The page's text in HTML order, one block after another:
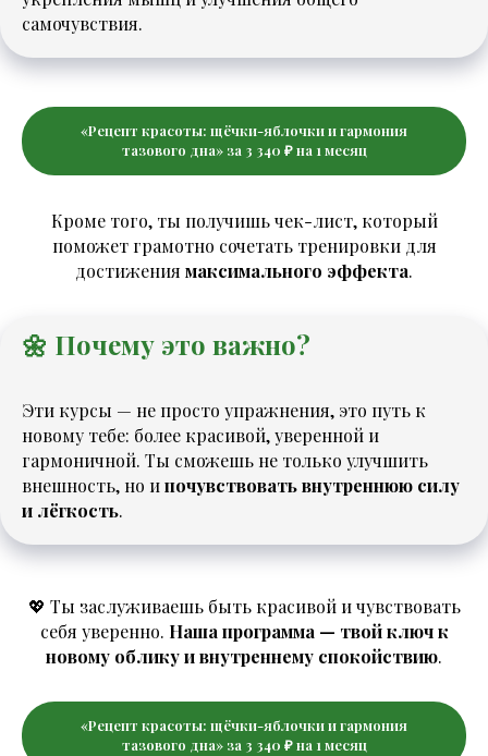
самочувствия.
«Рецепт красоты: щёчки-яблочки и гармония
тазового дна» за 3 340 ₽ на 1 месяц
Кроме того, ты получишь чек-лист, который
поможет грамотно сочетать тренировки для
достижения максимального эффекта.
🌼 Почему это важно?
Эти курсы — не просто упражнения, это путь к
новому тебе: более красивой, уверенной и
гармоничной. Ты сможешь не только улучшить
внешность, но ипочувствовать внутреннюю силу
и лёгкость.
💖 Ты заслуживаешь быть красивой и чувствовать
себя уверенно. Наша программа — твой ключ к
новому облику и внутреннему спокойствию.
«Рецепт красоты: щёчки-яблочки и гармония
тазового дна» за 3 340 ₽ на 1 месяц